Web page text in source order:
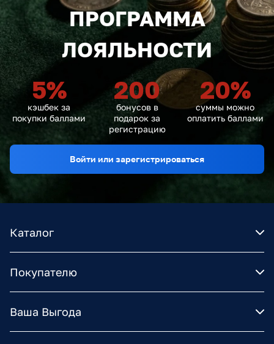
ПРОГРАММА
ЛОЯЛЬНОСТИ
5%
кэшбек за
покупки баллами
200
бонусов в
подарок за
регистрацию
20%
суммы можно
оплатить баллами
Войти или зарегистрироваться
Каталог
Покупателю
Ваша Выгода